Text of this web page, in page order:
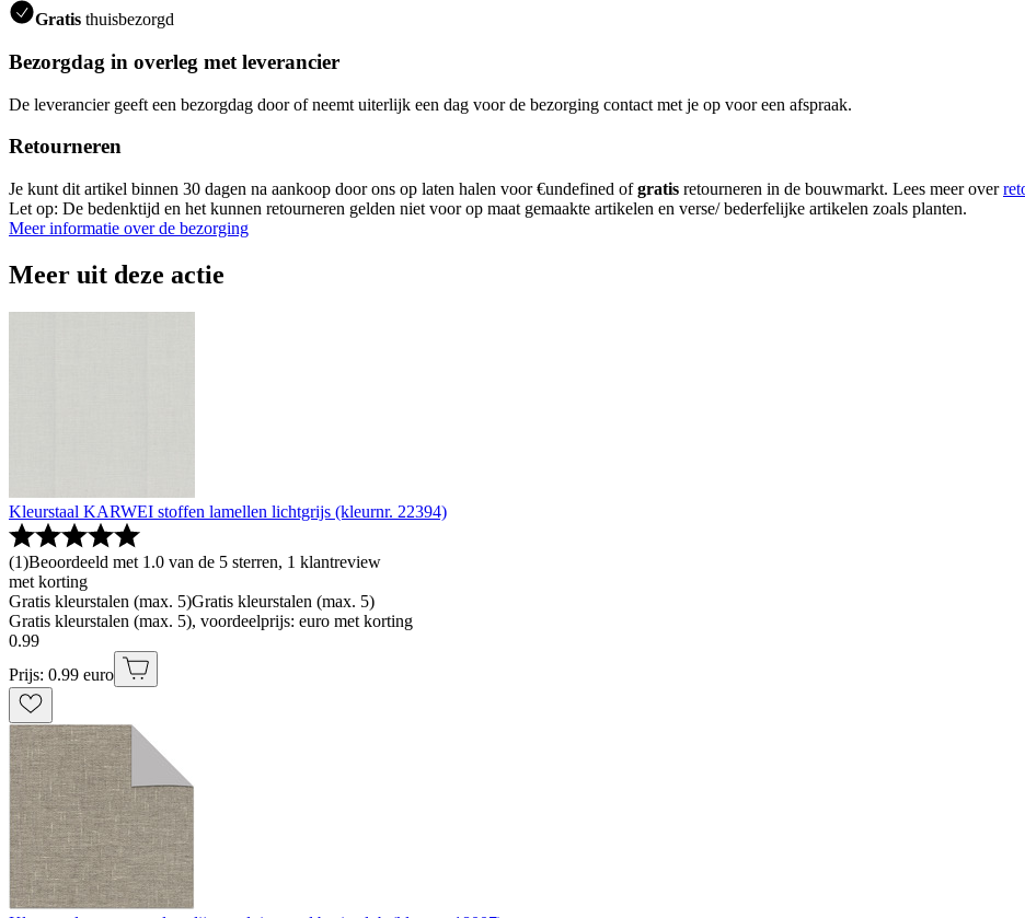
Gratis thuisbezorgd
Bezorgdag in overleg met leverancier
De leverancier geeft een bezorgdag door of neemt uiterlijk een dag voor de bezorging contact met je op voor een afspraak.
Retourneren
Je kunt dit artikel binnen 30 dagen na aankoop door ons op laten halen voor €undefined ofgratis retourneren in de bouwmarkt. Lees meer over
Let op: De bedenktijd en het kunnen retourneren gelden niet voor op maat gemaakte artikelen en verse/ bederfelijke artikelen zoals planten.
Meer informatie over de bezorging
Meer uit deze actie
Kleurstaal KARWEI stoffen lamellen lichtgrijs (kleurnr. 22394)
(1)Beoordeeld met 1.0 van de 5 sterren, 1 klantreview
met korting
Gratis kleurstalen (max. 5)Gratis kleurstalen (max. 5)
Gratis kleurstalen (max. 5), voordeelprijs: euro met korting
0.99
Prijs: 0.99 euro